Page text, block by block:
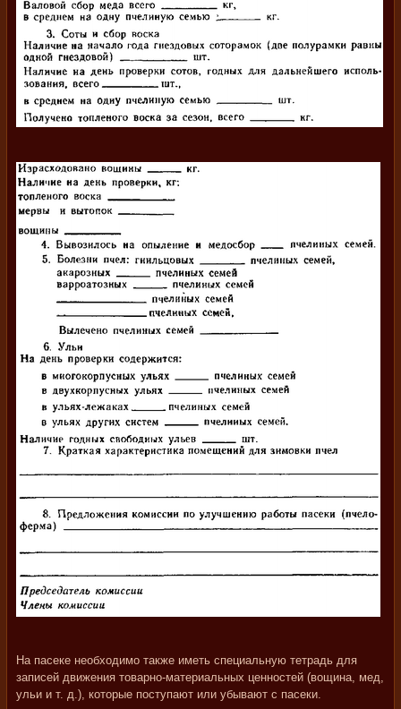
На пасеке необходимо также иметь специальную тетрадь для
записей движения товарно-материальных ценностей (вощина, мед,
ульи и т. д.), которые поступают или убывают с пасеки.